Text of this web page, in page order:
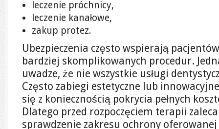
leczenie próchnicy,
leczenie kanałowe,
zakup protez.
Ubezpieczenia często wspierają
bardziej skomplikowanych procedur.
uwadze, że nie wszystkie usługi
Często zabiegi estetyczne lub
się z koniecznością pokrycia pełnych
Dlatego przed rozpoczęciem terapii zaleca
sprawdzenie zakresu ochrony